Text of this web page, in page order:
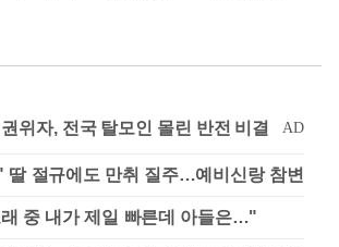
딸 절규에도 만취 질주…예비신랑 참변
중 내가 제일 빠른데 아들은…"